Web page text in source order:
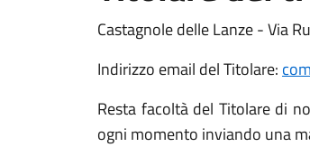
Castagnole delle Lanze - Via
Indirizzo email del Titolare:
Resta facoltà del Titolare di
ogni momento inviando una